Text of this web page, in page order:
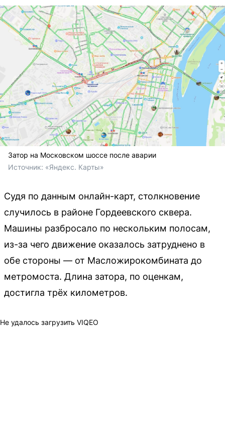
Затор на Московском шоссе после аварии
Источник: «Яндекс. Карты»
Судя по данным онлайн-карт, столкновение
случилось в районе Гордеевского сквера.
Машины разбросало по нескольким полосам,
из-за чего движение оказалось затруднено в
обе стороны — от Масложирокомбината до
метромоста. Длина затора, по оценкам,
достигла трёх километров.
Не удалось загрузить VIQEO